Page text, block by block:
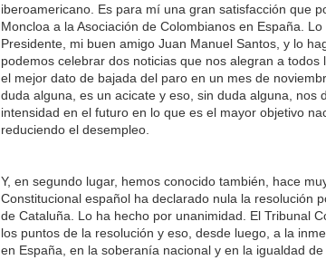
iberoamericano. Es para mí una gran satisfacción que
Moncloa a la Asociación de Colombianos en España.
Presidente, mi buen amigo Juan Manuel Santos, y lo
podemos celebrar dos noticias que nos alegran a
el mejor dato de bajada del paro en un mes de
duda alguna, es un acicate y eso, sin duda alguna, nos
intensidad en el futuro en lo que es el mayor objetivo
reduciendo el desempleo.
Y, en segundo lugar, hemos conocido también, hace
Constitucional español ha declarado nula la resolución
de Cataluña. Lo ha hecho por unanimidad. El Tribunal
los puntos de la resolución y eso, desde luego, a la
en España, en la soberanía nacional y en la igualdad